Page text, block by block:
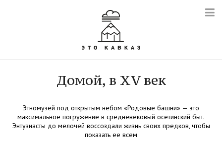
Домой, в XV век
Этномузей под открытым небом «Родовые башни» — это
максимальное погружение в средневековый осетинский быт.
Энтузиасты до мелочей воссоздали жизнь своих предков, чтобы
показать ее всем